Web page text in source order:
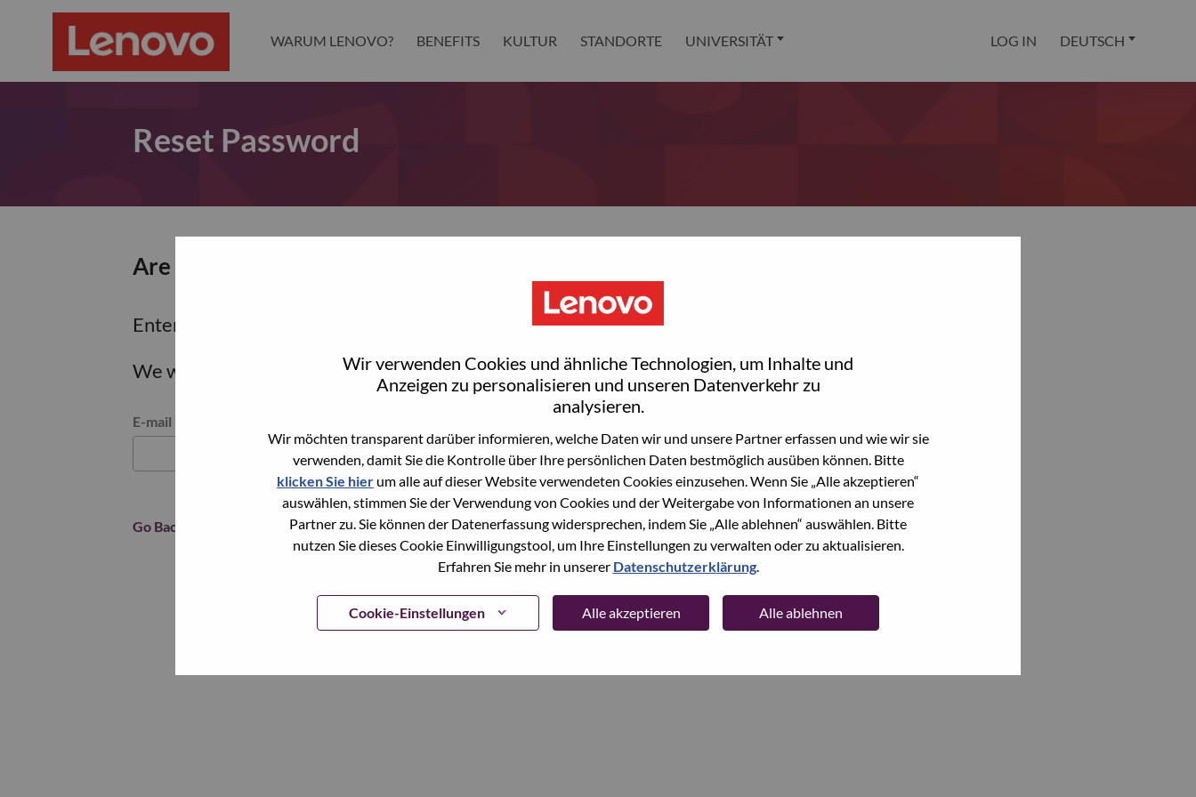
Wir verwenden Cookies und ähnliche Technologien, um Inhalte und
Anzeigen zu personalisieren und unseren Datenverkehr zu
analysieren.
Wir möchten transparent darüber informieren, welche Daten wir und unsere Partner erfassen und wie wir sie
verwenden, damit Sie die Kontrolle über Ihre persönlichen Daten bestmöglich ausüben können. Bitte
klicken Sie hier um alle auf dieser Website verwendeten Cookies einzusehen. Wenn Sie „Alle akzeptieren“
auswählen, stimmen Sie der Verwendung von Cookies und der Weitergabe von Informationen an unsere
Partner zu. Sie können der Datenerfassung widersprechen, indem Sie „Alle ablehnen“ auswählen. Bitte
nutzen Sie dieses Cookie Einwilligungstool, um Ihre Einstellungen zu verwalten oder zu aktualisieren.
Erfahren Sie mehr in unserer Datenschutzerklärung.
Cookie-Einstellungen Alle akzeptieren Alle ablehnen
WARUM LENOVO? BENEFITS KULTUR STANDORTE UNIVERSITÄT LOG IN DEUTSCH
Reset Password
Are you sure you want to reset your password?
Enter the email address associated with your account, then click "Continue".
We will email you a link to reset your password.
Reset password with your e-mail
E-mail
Continue
Go Back